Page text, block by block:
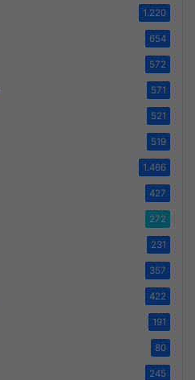
1.220
654
572
571
521
519
1.466
427
272
231
357
422
191
80
245